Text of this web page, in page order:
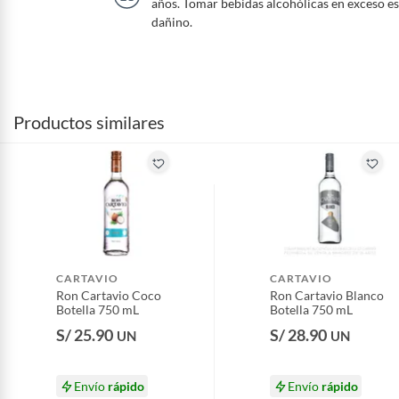
años. Tomar bebidas alcohólicas en exceso es
dañino.
Productos similares
CARTAVIO
Ron Cartavio Coco
Botella 750 mL
S/ 25.90 UN
Envío rápido
CARTAVIO
Ron Cartavio Blanco
Botella 750 mL
S/ 28.90 UN
Envío rápido